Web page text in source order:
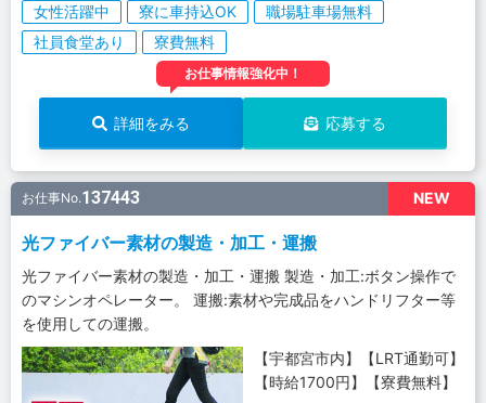
女性活躍中
寮に車持込OK
職場駐車場無料
社員食堂あり
寮費無料
お仕事情報強化中！
詳細をみる 応募する
NEW
お仕事No.137443
光ファイバー素材の製造・加工・運搬
光ファイバー素材の製造・加工・運搬 製造・加工:ボタン操作で
のマシンオペレーター。 運搬:素材や完成品をハンドリフター等
を使用しての運搬。
【宇都宮市内】【LRT通勤可】
【時給1700円】【寮費無料】